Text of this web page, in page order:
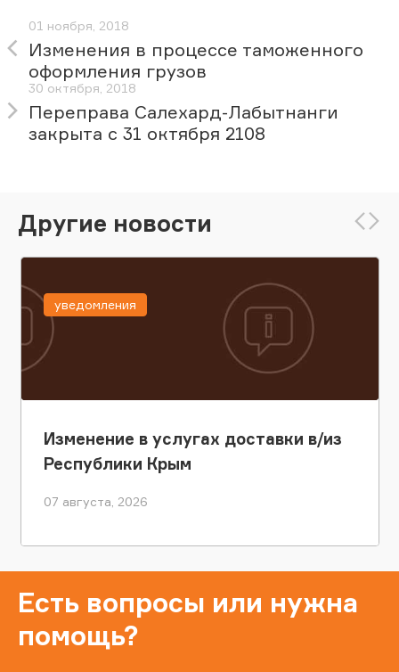
01 ноября, 2018
Изменения в процессе таможенного
оформления грузов
30 октября, 2018
Переправа Салехард-Лабытнанги
закрыта с 31 октября 2108
Другие новости
Изменение в услугах доставки в/из
Республики Крым
07 августа, 2026
уведомления
Есть вопросы или нужна
помощь?